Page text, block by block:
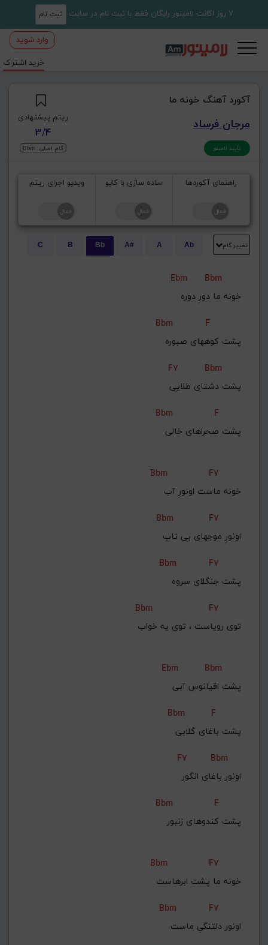
7 روز اکانت لامینور رایگان فقط با ثبت نام در سایت ثبت نام
وارد شوید
خرید اشتراک
آکورد آهنگ خونه ما
مرجان فرساد
تأیید لامینور
ریتم پیشنهادی
3/4
گام اصلی: Bbm
راهنمای آکوردها ساده سازی با کاپو ویدیو اجرای ریتم
تغییر گام Ab
A
A#
Bb
B
C
Ebm
Bbm
خونه ما دورِ دوره
Bbm
F
پشت کوههای صبوره
F7
Bbm
پشت دشتای طلایی
Bbm
F
پشت صحراهای خالی
Bbm
F7
خونه ماست اونورِ آب
Bbm
F7
اونورِ موجهای بی تاب
Bbm
F7
پشت جنگلای سروه
Bbm
F7
توی رویاست ، توی یه خواب
Ebm
Bbm
پشت اقیانوسِ آبی
Bbm
F
پشت باغای گلابی
F7
Bbm
اونور باغای انگور
Bbm
F
پشت کندوهای زنبور
Bbm
F7
خونه ما پشت ابرهاست
Bbm
F7
اونور دلتنگیِ ماست